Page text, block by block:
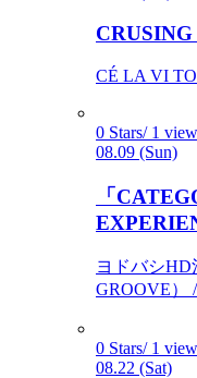
CÉ LA VI
0 Stars/ 1
08.09 (Sun)
「
ヨドバシHD
GROOVE）
0 Stars/ 1
08.22 (Sat)